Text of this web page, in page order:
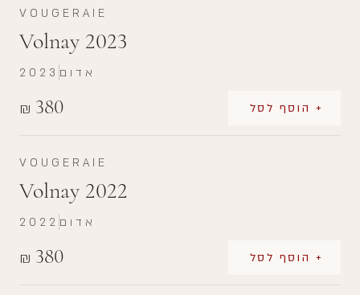
VOUGERAIE
Volnay 2023
₪ 380 + הוסף לסל
2023 אדום
VOUGERAIE
Volnay 2022
₪ 380 + הוסף לסל
2022 אדום